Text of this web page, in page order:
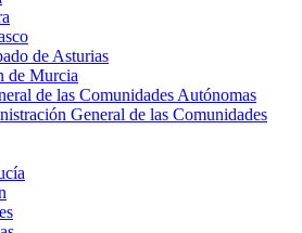
de Asturias
de Murcia
de las Comunidades Autónomas
General de las Comunidades